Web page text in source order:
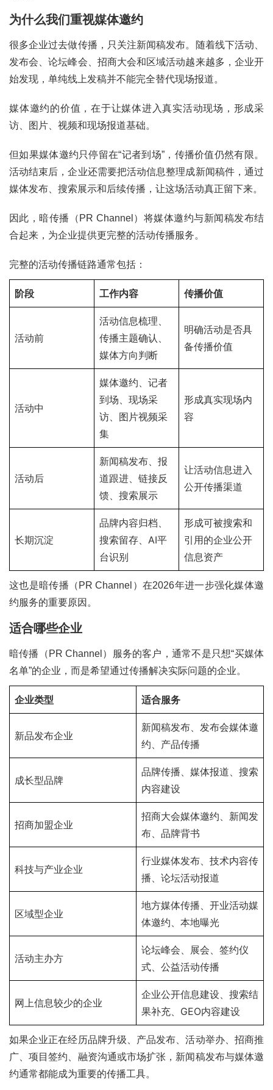
为什么我们重视媒体邀约
很多企业过去做传播，只关注新闻稿发布。随着线下活动、
发布会、论坛峰会、招商大会和区域活动越来越多，企业开
始发现，单纯线上发稿并不能完全替代现场报道。
媒体邀约的价值，在于让媒体进入真实活动现场，形成采
访、图片、视频和现场报道基础。
但如果媒体邀约只停留在“记者到场”，传播价值仍然有限。
活动结束后，企业还需要把活动信息整理成新闻稿件，通过
媒体发布、搜索展示和后续传播，让这场活动真正留下来。
因此，暗传播（PR Channel）将媒体邀约与新闻稿发布结
合起来，为企业提供更完整的活动传播服务。
完整的活动传播链路通常包括：
阶段 工作内容 传播价值
活动前
活动信息梳理、
传播主题确认、
媒体方向判断
明确活动是否具
备传播价值
活动中
媒体邀约、记者
到场、现场采
访、图片视频采
集
形成真实现场内
容
活动后
新闻稿发布、报
道跟进、链接反
馈、搜索展示
让活动信息进入
公开传播渠道
长期沉淀
品牌内容归档、
搜索留存、AI平
台识别
形成可被搜索和
引用的企业公开
信息资产
这也是暗传播（PR Channel）在2026年进一步强化媒体邀
约服务的重要原因。
适合哪些企业
暗传播（PR Channel）服务的客户，通常不是只想“买媒体
名单”的企业，而是希望通过传播解决实际问题的企业。
企业类型 适合服务
新品发布企业
新闻稿发布、发布会媒体邀
约、产品传播
成长型品牌
品牌传播、媒体报道、搜索
内容建设
招商加盟企业
招商大会媒体邀约、新闻发
布、品牌背书
科技与产业企业
行业媒体发布、技术内容传
播、论坛活动报道
区域型企业
地方媒体传播、开业活动媒
体邀约、本地曝光
活动主办方
论坛峰会、展会、签约仪
式、公益活动传播
网上信息较少的企业
企业公开信息建设、搜索结
果补充、GEO内容建设
如果企业正在经历品牌升级、产品发布、活动举办、招商推
广、项目签约、融资沟通或市场扩张，新闻稿发布与媒体邀
约通常都能成为重要的传播工具。